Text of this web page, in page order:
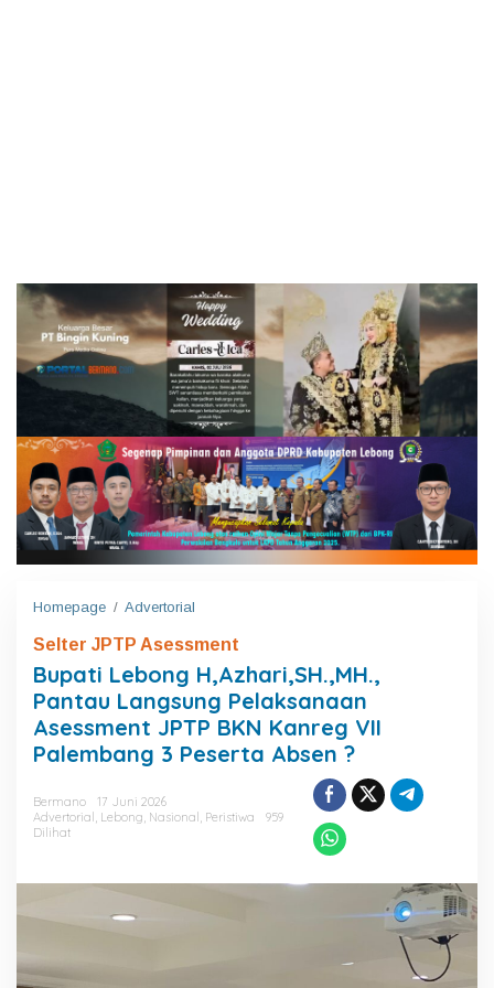
Homepage / Advertorial
p
a
t
i
L
e
b
g
A
Selter JPTP Asessment
Bupati Lebong H,Azhari,SH.,MH.,
Pantau Langsung Pelaksanaan
Asessment JPTP BKN Kanreg VII
Palembang 3 Peserta Absen ?
Bermano
17 Juni 2026
Advertorial , Lebong, Nasional , Peristiwa
959
Dilihat